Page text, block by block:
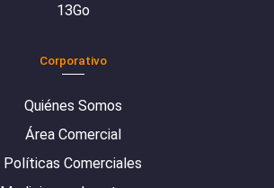
13Go
Corporativo
Quiénes Somos
Área Comercial
Políticas Comerciales